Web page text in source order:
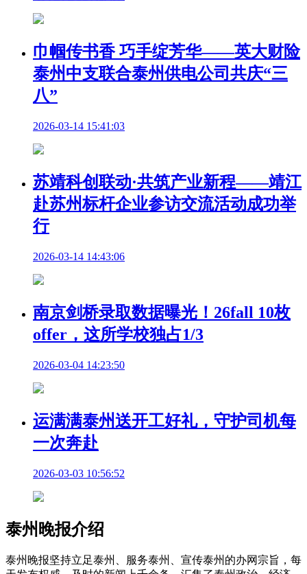
巾帼传书香 巧手绽芳华——英大财险
泰州中支联合泰州供电公司共庆“三
八”
2026-03-14 15:41:03
苏靖科创联动·共筑产业新程——靖江
赴苏州标杆企业参访交流活动成功举
行
2026-03-14 14:43:06
南京剑桥录取数据曝光！26fall 10枚
offer，这所学校独占1/3
2026-03-04 14:23:50
运满满泰州送开工好礼，守护司机每
一次奔赴
2026-03-03 10:56:52
泰州晚报介绍
泰州晚报坚持立足泰州、服务泰州、宣传泰州的办网宗旨，每